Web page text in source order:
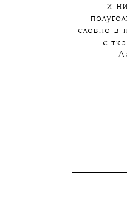
и
словно в
с